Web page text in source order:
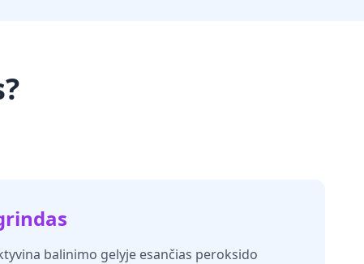
balinimo gelyje esančias peroksido